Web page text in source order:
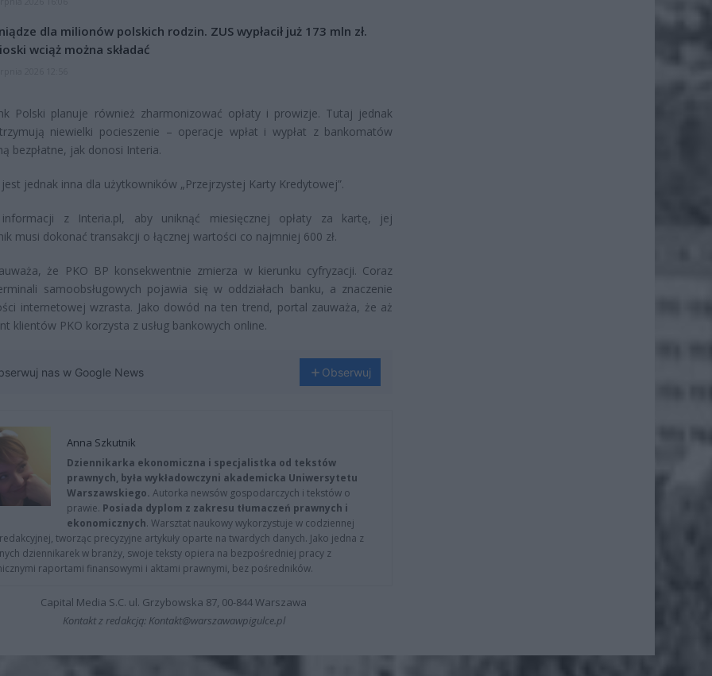
dla milionów polskich rodzin. ZUS wypłacił już 173 mln zł.
wciąż można składać
Polski planuje również zharmonizować opłaty i prowizje. Tutaj jednak
niewielki pocieszenie – operacje wpłat i wypłat z bankomatów
bezpłatne, jak donosi Interia.
jednak inna dla użytkowników „Przejrzystej Karty Kredytowej”.
informacji z Interia.pl, aby uniknąć miesięcznej opłaty za kartę, jej
musi dokonać transakcji o łącznej wartości co najmniej 600 zł.
że PKO BP konsekwentnie zmierza w kierunku cyfryzacji. Coraz
samoobsługowych pojawia się w oddziałach banku, a znaczenie
internetowej wzrasta. Jako dowód na ten trend, portal zauważa, że aż
klientów PKO korzysta z usług bankowych online.
nas w Google News Obserwuj
Anna Szkutnik
Dziennikarka ekonomiczna i specjalistka od tekstów
prawnych, była wykładowczyni akademicka Uniwersytetu
Warszawskiego. Autorka newsów gospodarczych i tekstów o
prawie. Posiada dyplom z zakresu tłumaczeń prawnych i
ekonomicznych. Warsztat naukowy wykorzystuje w codziennej
tworząc precyzyjne artykuły oparte na twardych danych. Jako jedna z
dziennikarek w branży, swoje teksty opiera na bezpośredniej pracy z
raportami finansowymi i aktami prawnymi, bez pośredników.
Capital Media S.C. ul. Grzybowska 87, 00-844 Warszawa
Kontakt z redakcją: Kontakt@warszawawpigulce.pl